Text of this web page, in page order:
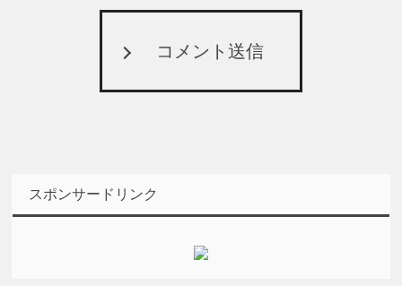
コメント送信
スポンサードリンク